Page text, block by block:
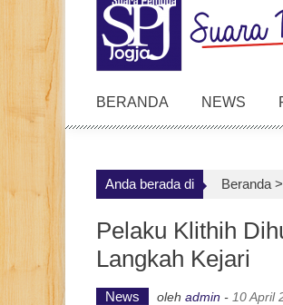
BERANDA NEWS
Anda berada di Beranda >
Pelaku Klithih
Langkah Kejari
News oleh admin - 10 April